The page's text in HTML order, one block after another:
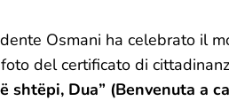
Osmani ha celebrato il
del certificato di
shtëpi, Dua” (Benvenuta a